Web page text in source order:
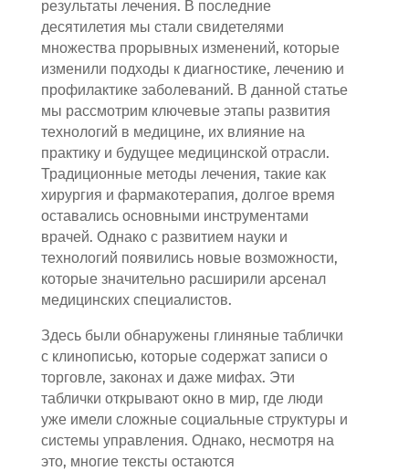
результаты лечения. В последние
десятилетия мы стали свидетелями
множества прорывных изменений, которые
изменили подходы к диагностике, лечению и
профилактике заболеваний. В данной статье
мы рассмотрим ключевые этапы развития
технологий в медицине, их влияние на
практику и будущее медицинской отрасли.
Традиционные методы лечения, такие как
хирургия и фармакотерапия, долгое время
оставались основными инструментами
врачей. Однако с развитием науки и
технологий появились новые возможности,
которые значительно расширили арсенал
медицинских специалистов.
Здесь были обнаружены глиняные таблички
с клинописью, которые содержат записи о
торговле, законах и даже мифах. Эти
таблички открывают окно в мир, где люди
уже имели сложные социальные структуры и
системы управления. Однако, несмотря на
это, многие тексты остаются